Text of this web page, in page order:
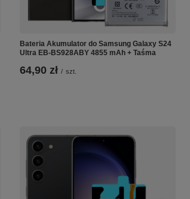
Bateria Akumulator do Samsung Galaxy S24
Ultra EB-BS928ABY 4855 mAh + Taśma
64,90 zł / szt.